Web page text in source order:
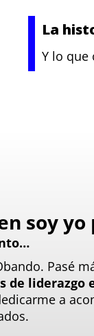
La
Y lo que
soy
Pasé
de liderazgo
a